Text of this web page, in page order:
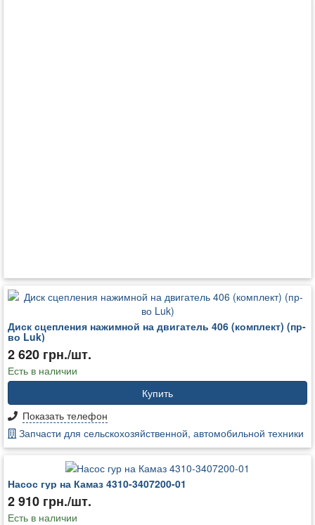
Диск сцепления нажимной на двигатель 406 (комплект) (пр-
во Luk)
2 620 грн./шт.
Есть в наличии
Купить
Показать телефон
Запчасти для сельскохозяйственной, автомобильной техники
Насос гур на Камаз 4310-3407200-01
2 910 грн./шт.
Есть в наличии